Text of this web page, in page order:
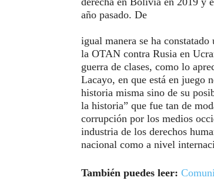
año pasado. De
igual manera se ha
la OTAN contra Rusia en
guerra de clases, como lo
Lacayo, en que está en juego
historia misma sino de su
la historia” que fue tan de
corrupción por los medios
industria de los derechos
nacional como a nivel
También puedes leer: